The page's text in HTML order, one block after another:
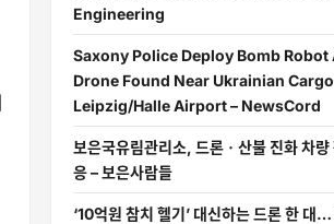
Engineering
Saxony Police Deploy Bomb
Drone Found Near Ukrainian
Leipzig/Halle Airport – NewsCord
보은국유림관리소, 드론ㆍ산불 진화 차량
응 – 보은사람들
‘10억원 참치 헬기’ 대신하는 드론 한 대